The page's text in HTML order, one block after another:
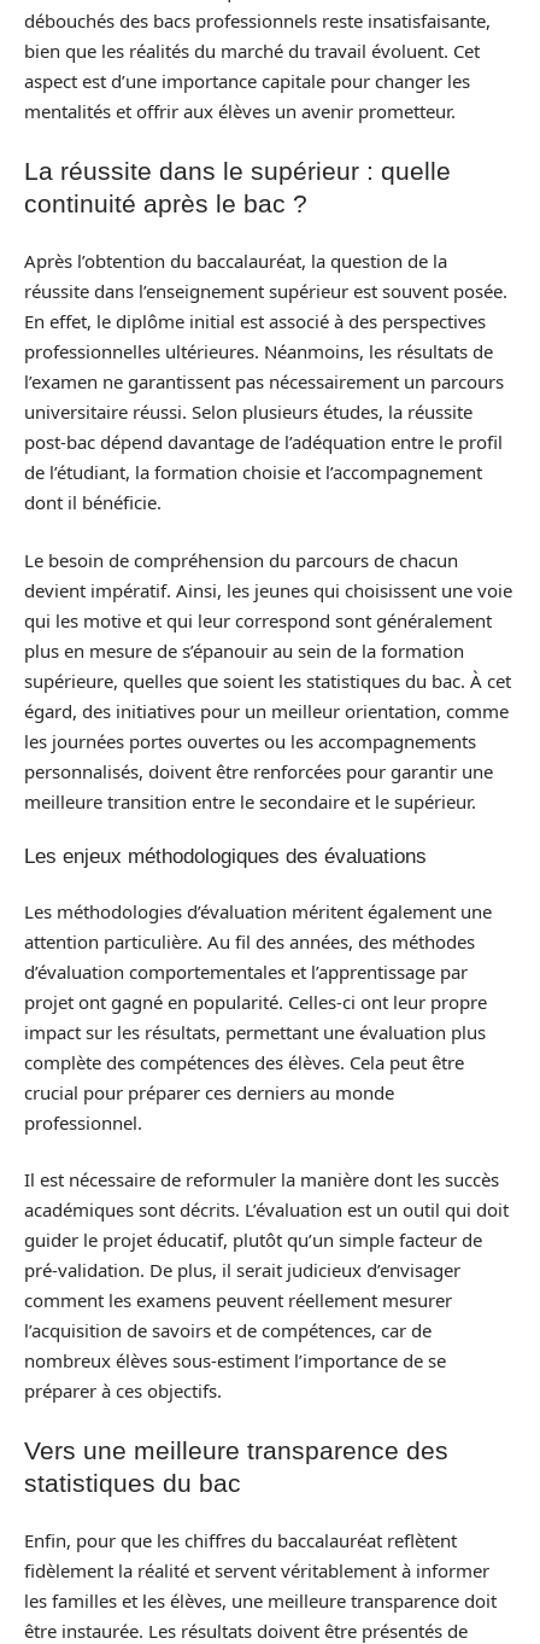
débouchés des bacs professionnels reste insatisfaisante,
bien que les réalités du marché du travail évoluent. Cet
aspect est d’une importance capitale pour changer les
mentalités et offrir aux élèves un avenir prometteur.
La réussite dans le supérieur : quelle
continuité après le bac ?
Après l’obtention du baccalauréat, la question de la
réussite dans l’enseignement supérieur est souvent posée.
En effet, le diplôme initial est associé à des perspectives
professionnelles ultérieures. Néanmoins, les résultats de
l’examen ne garantissent pas nécessairement un parcours
universitaire réussi. Selon plusieurs études, la réussite
post-bac dépend davantage de l’adéquation entre le profil
de l’étudiant, la formation choisie et l’accompagnement
dont il bénéficie.
Le besoin de compréhension du parcours de chacun
devient impératif. Ainsi, les jeunes qui choisissent une voie
qui les motive et qui leur correspond sont généralement
plus en mesure de s’épanouir au sein de la formation
supérieure, quelles que soient les statistiques du bac. À cet
égard, des initiatives pour un meilleur orientation, comme
les journées portes ouvertes ou les accompagnements
personnalisés, doivent être renforcées pour garantir une
meilleure transition entre le secondaire et le supérieur.
Les enjeux méthodologiques des évaluations
Les méthodologies d’évaluation méritent également une
attention particulière. Au fil des années, des méthodes
d’évaluation comportementales et l’apprentissage par
projet ont gagné en popularité. Celles-ci ont leur propre
impact sur les résultats, permettant une évaluation plus
complète des compétences des élèves. Cela peut être
crucial pour préparer ces derniers au monde
professionnel.
Il est nécessaire de reformuler la manière dont les succès
académiques sont décrits. L’évaluation est un outil qui doit
guider le projet éducatif, plutôt qu’un simple facteur de
pré-validation. De plus, il serait judicieux d’envisager
comment les examens peuvent réellement mesurer
l’acquisition de savoirs et de compétences, car de
nombreux élèves sous-estiment l’importance de se
préparer à ces objectifs.
Vers une meilleure transparence des
statistiques du bac
Enfin, pour que les chiffres du baccalauréat reflètent
fidèlement la réalité et servent véritablement à informer
les familles et les élèves, une meilleure transparence doit
être instaurée. Les résultats doivent être présentés de